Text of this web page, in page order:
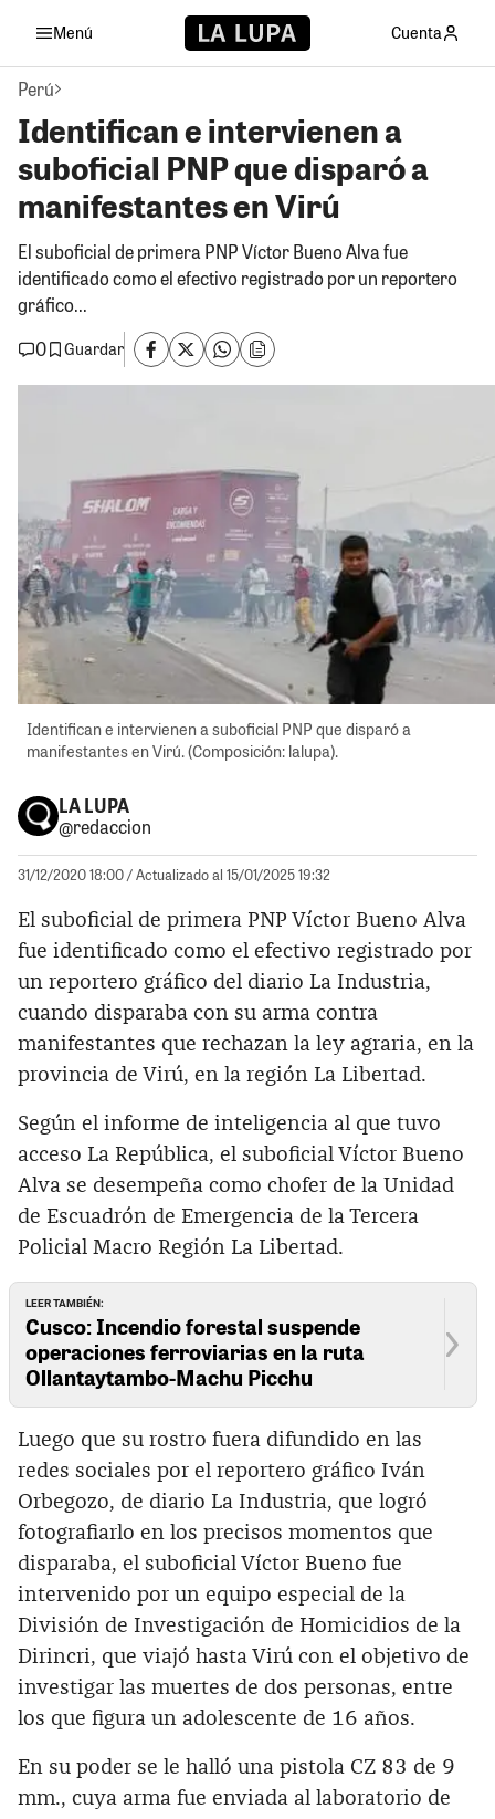
Menú Cuenta
Perú
Identifican e intervienen a
suboficial PNP que disparó a
manifestantes en Virú
El suboficial de primera PNP Víctor Bueno Alva fue
identificado como el efectivo registrado por un reportero
gráfico...
0
Guardar
Identifican e intervienen a suboficial PNP que disparó a
manifestantes en Virú. (Composición: lalupa).
LA LUPA
@redaccion
31/12/2020 18:00/ Actualizado al 15/01/2025 19:32
El suboficial de primera PNP Víctor Bueno Alva
fue identificado como el efectivo registrado por
un reportero gráfico del diario La Industria,
cuando disparaba con su arma contra
manifestantes que rechazan la ley agraria, en la
provincia de Virú, en la región La Libertad.
Según el informe de inteligencia al que tuvo
acceso La República, el suboficial Víctor Bueno
Alva se desempeña como chofer de la Unidad
de Escuadrón de Emergencia de la Tercera
Policial Macro Región La Libertad.
LEER TAMBIÉN:
Cusco: Incendio forestal suspende
operaciones ferroviarias en la ruta
Ollantaytambo-Machu Picchu
Luego que su rostro fuera difundido en las
redes sociales por el reportero gráfico Iván
Orbegozo, de diario La Industria, que logró
fotografiarlo en los precisos momentos que
disparaba, el suboficial Víctor Bueno fue
intervenido por un equipo especial de la
División de Investigación de Homicidios de la
Dirincri, que viajó hasta Virú con el objetivo de
investigar las muertes de dos personas, entre
los que figura un adolescente de 16 años.
En su poder se le halló una pistola CZ 83 de 9
mm., cuya arma fue enviada al laboratorio de